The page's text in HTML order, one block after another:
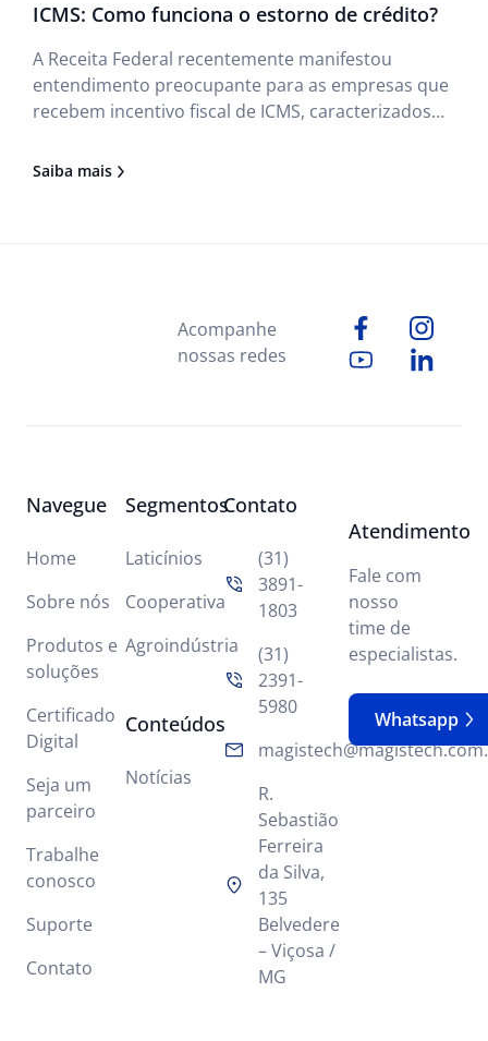
ICMS: Como funciona o estorno de crédito?
A Receita Federal recentemente manifestou
entendimento preocupante para as empresas que
recebem incentivo fiscal de ICMS, caracterizados
através de legislação estadual que exige o estorno
Saiba mais
Acompanhe
nossas redes
Navegue
Home
Sobre nós
Produtos e
soluções
Certificado
Digital
Seja um
parceiro
Trabalhe
conosco
Suporte
Contato
Segmentos
Laticínios
Cooperativa
Agroindústria
Conteúdos
Notícias
Contato
(31)
3891-
1803
(31)
2391-
5980
R.
Sebastião
Ferreira
da Silva,
135
Belvedere
– Viçosa /
MG
Atendimento
Fale com
nosso
time de
especialistas.
Whatsapp